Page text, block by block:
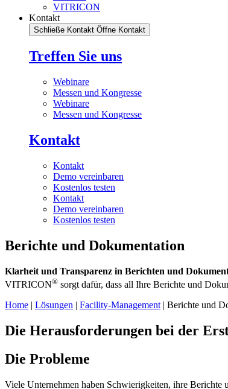
VITRICON
Kontakt
Schließe Kontakt Öffne Kontakt
Treffen Sie uns
Webinare
Messen und Kongresse
Webinare
Messen und Kongresse
Kontakt
Kontakt
Demo vereinbaren
Kostenlos testen
Kontakt
Demo vereinbaren
Kostenlos testen
Berichte und Dokumentation
Klarheit und Transparenz in Berichten und
VITRICON® sorgt dafür, dass all Ihre Berichte und
Home | Lösungen | Facility-Management | Berichte und
Die Herausforderungen bei der
Die Probleme
Viele Unternehmen haben Schwierigkeiten, ihre Berichte